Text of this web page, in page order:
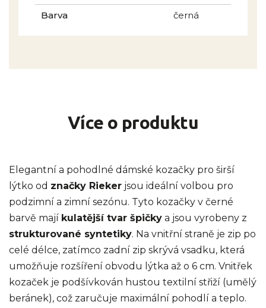
Barva
černá
Více o produktu
Elegantní a pohodlné dámské kozačky pro širší
lýtko od značky Rieker jsou ideální volbou pro
podzimní a zimní sezónu. Tyto kozačky v černé
barvě mají kulatější tvar špičky a jsou vyrobeny z
strukturované syntetiky. Na vnitřní straně je zip po
celé délce, zatímco zadní zip skrývá vsadku, která
umožňuje rozšíření obvodu lýtka až o 6 cm. Vnitřek
kozaček je podšívkován hustou textilní střiží (umělý
beránek), což zaručuje maximální pohodlí a teplo.